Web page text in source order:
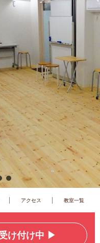
アクセス 教室一覧
け付け中 ▶︎